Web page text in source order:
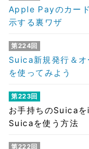
Apple Payのカー
示する裏ワザ
第224回
Suica新規発行＆
を使ってみよう
第223回
お手持ちのSuica
Suicaを使う方法
第222回